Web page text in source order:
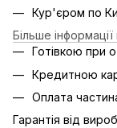
Кур'єром по
Більше
Готівкою при
Кредитною
Оплата
Гарантія від